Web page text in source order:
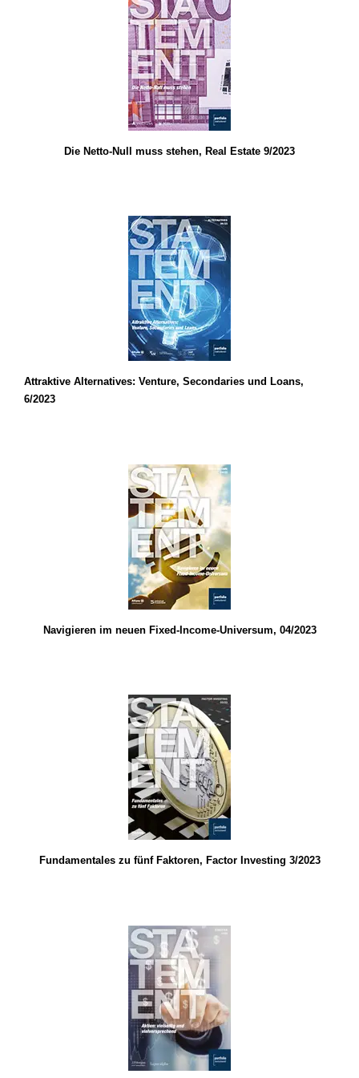
Die Netto-Null muss stehen, Real Estate 9/2023
Attraktive Alternatives: Venture, Secondaries und Loans,
6/2023
Navigieren im neuen Fixed-Income-Universum, 04/2023
Fundamentales zu fünf Faktoren, Factor Investing 3/2023